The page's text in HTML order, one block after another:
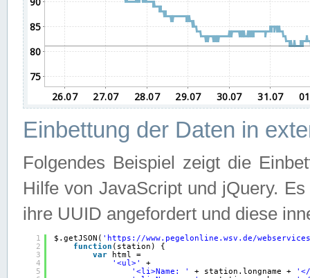
Einbettung der Daten in
Folgendes Beispiel zeigt die
Hilfe von JavaScript und jQuery.
ihre UUID angefordert und diese
1
2
3
4
5
$.getJSON( ' https://www.pegelonline.wsv.de/
function (station) {
var
html =
'<ul>'
+
'<li>Name: '
+ station.longname +